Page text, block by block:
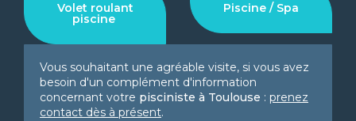
Volet roulant
piscine
Piscine / Spa
Vous souhaitant une agréable visite, si vous avez
besoin d'un complément d'information
concernant votre pisciniste à Toulouse : prenez
contact dès à présent.